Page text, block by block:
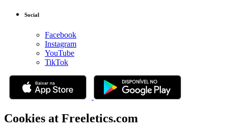
Social
Facebook
Instagram
YouTube
TikTok
Cookies at Freeletics.com